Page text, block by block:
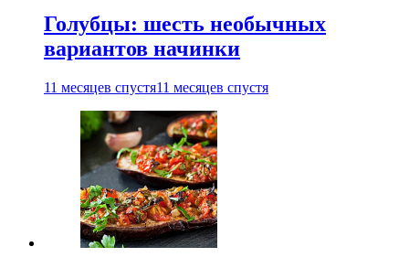
Голубцы: шесть необычных
вариантов начинки
11 месяцев спустя11 месяцев спустя